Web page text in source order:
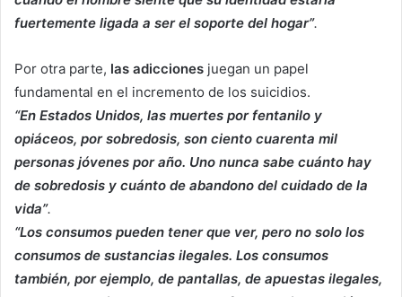
fuertemente ligada a ser el soporte del hogar”.
Por otra parte, las adicciones juegan un papel
fundamental en el incremento de los suicidios.
“En Estados Unidos, las muertes por fentanilo y
opiáceos, por sobredosis, son ciento cuarenta mil
personas jóvenes por año. Uno nunca sabe cuánto hay
de sobredosis y cuánto de abandono del cuidado de la
vida”.
“Los consumos pueden tener que ver, pero no solo los
consumos de sustancias ilegales. Los consumos
también, por ejemplo, de pantallas, de apuestas ilegales,